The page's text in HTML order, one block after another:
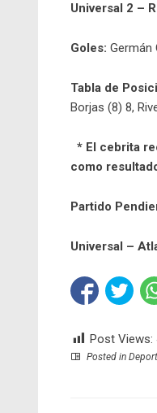
Universal 2 –
Goles: Germán
Tabla de
Borjas (8) 8,
* El cebrita
como
Partido
Universal –
Post Views:
Posted in